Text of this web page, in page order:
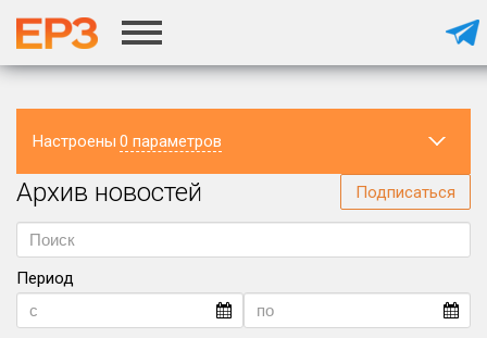
Настроены 0 параметров
Регион
Архив новостей Подписаться
Период